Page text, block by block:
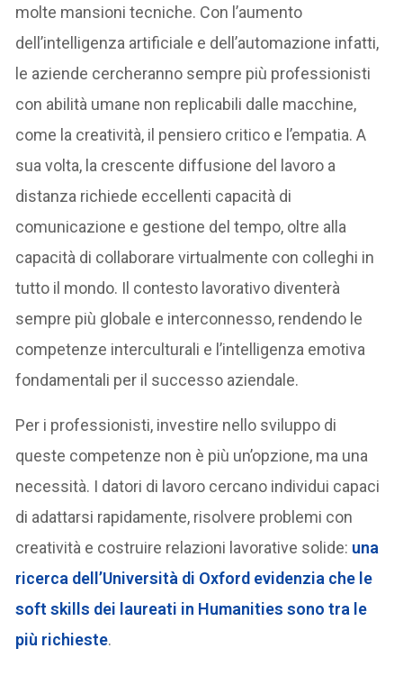
molte mansioni tecniche. Con l’aumento
dell’intelligenza artificiale e dell’automazione infatti,
le aziende cercheranno sempre più professionisti
con abilità umane non replicabili dalle macchine,
come la creatività, il pensiero critico e l’empatia. A
sua volta, la crescente diffusione del lavoro a
distanza richiede eccellenti capacità di
comunicazione e gestione del tempo, oltre alla
capacità di collaborare virtualmente con colleghi in
tutto il mondo. Il contesto lavorativo diventerà
sempre più globale e interconnesso, rendendo le
competenze interculturali e l’intelligenza emotiva
fondamentali per il successo aziendale.
Per i professionisti, investire nello sviluppo di
queste competenze non è più un’opzione, ma una
necessità. I datori di lavoro cercano individui capaci
di adattarsi rapidamente, risolvere problemi con
creatività e costruire relazioni lavorative solide: una
ricerca dell’Università di Oxford evidenzia che le
soft skills dei laureati in Humanities sono tra le
più richieste.